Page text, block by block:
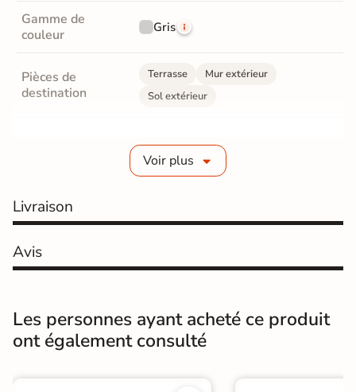
Gamme de
couleur
Gris
Pièces de
destination
Terrasse
Mur extérieur
Sol extérieur
9 mm
Coefficient
antidérapant
Résistance à
l'usure
Gr4 - Très résistant
Bords rectifié
Finition Mate
Voir plus
Livraison
Avis
Les personnes ayant acheté ce produit
ont également consulté